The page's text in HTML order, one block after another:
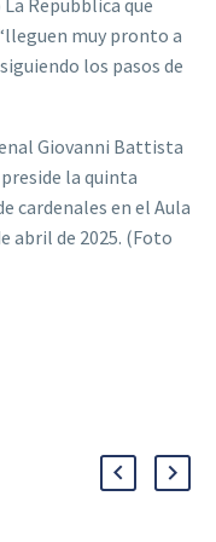
muy pronto a
los pasos de
Giovanni Battista
la quinta
cardenales en el Aula
abril de 2025. (Foto